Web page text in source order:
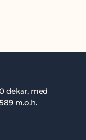
dekar, med
m.o.h.